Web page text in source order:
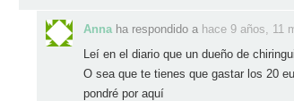
Annaha respondido a hace 9 años, 11
Leí en el diario que un dueño de
O sea que te tienes que gastar los 20
pondré por aquí